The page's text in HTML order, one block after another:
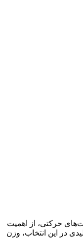
حرکتی، از اهمیت
در این انتخاب، وزن